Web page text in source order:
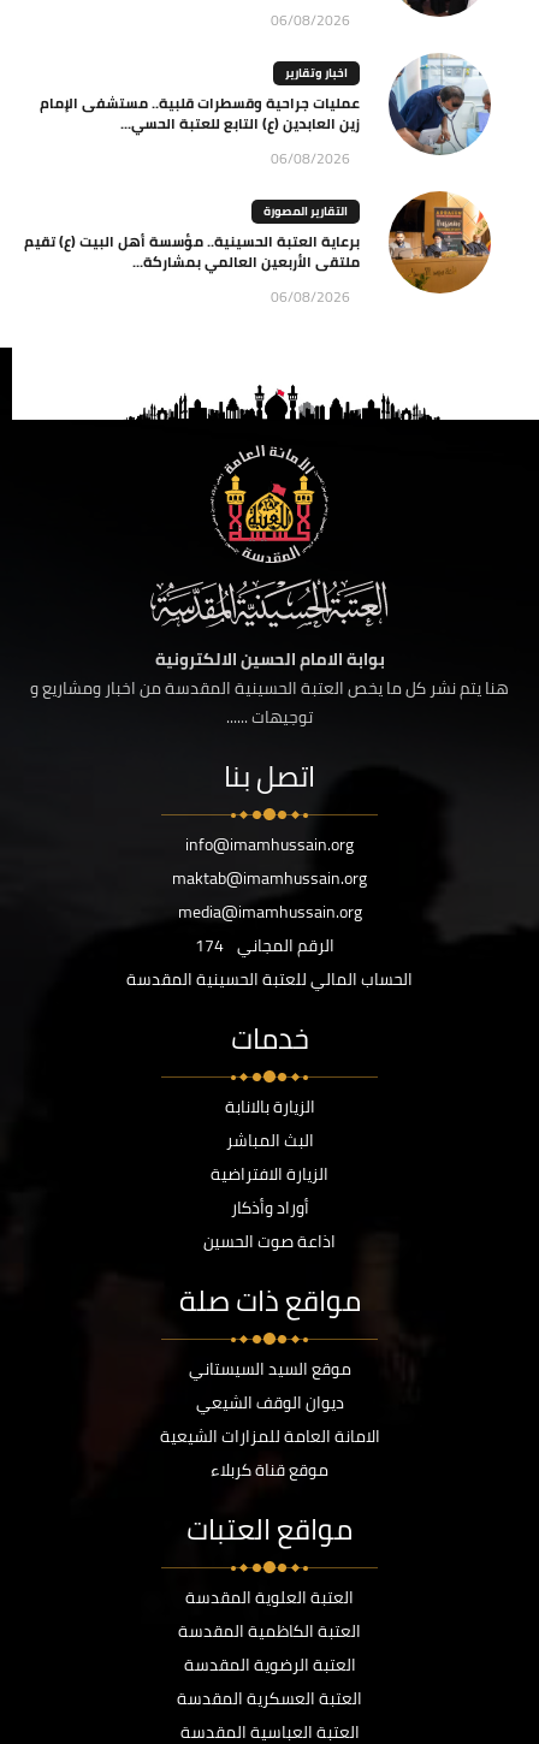
06/08/2026
اخبار وتقارير
عمليات جراحية وقسطرات قلبية.. مستشفى الإمام
زين العابدين (ع) التابع للعتبة الحسي...
06/08/2026
التقارير المصورة
برعاية العتبة الحسينية.. مؤسسة أهل البيت (ع) تقيم
ملتقى الأربعين العالمي بمشاركة...
06/08/2026
بوابة الامام الحسين الالكترونية
هنا يتم نشر كل ما يخص العتبة الحسينية المقدسة من اخبار ومشاريع و
توجيهات ......
اتصل بنا
info@imamhussain.org
maktab@imamhussain.org
media@imamhussain.org
الرقم المجاني 174
الحساب المالي للعتبة الحسينية المقدسة
خدمات
الزيارة بالانابة
البث المباشر
الزيارة الافتراضية
أوراد وأذكار
اذاعة صوت الحسين
مواقع ذات صلة
موقع السيد السيستاني
ديوان الوقف الشيعي
الامانة العامة للمزارات الشيعية
موقع قناة كربلاء
مواقع العتبات
العتبة العلوية المقدسة
العتبة الكاظمية المقدسة
العتبة الرضوية المقدسة
العتبة العسكرية المقدسة
العتبة العباسية المقدسة